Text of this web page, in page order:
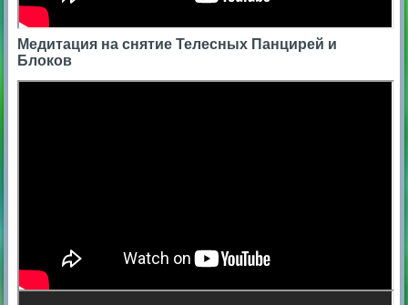
Медитация на снятие Телесных Панцирей и
Блоков